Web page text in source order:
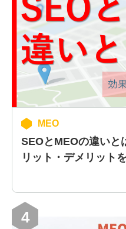
MEO
SEOとMEOの違いと
リット・デメリット
4